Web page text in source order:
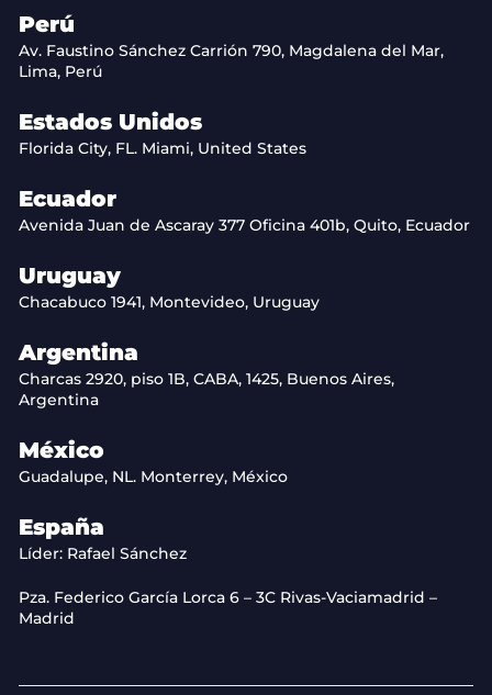
Perú
Av. Faustino Sánchez Carrión 790, Magdalena del Mar,
Lima, Perú
Estados Unidos
Florida City, FL. Miami, United States
Ecuador
Avenida Juan de Ascaray 377 Oficina 401b, Quito, Ecuador
Uruguay
Chacabuco 1941, Montevideo, Uruguay
Argentina
Charcas 2920, piso 1B, CABA, 1425, Buenos Aires,
Argentina
México
Guadalupe, NL. Monterrey, México
España
Líder: Rafael Sánchez
Pza. Federico García Lorca 6 – 3C Rivas-Vaciamadrid –
Madrid